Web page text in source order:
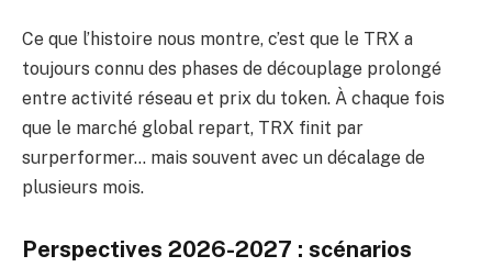
Ce que l’histoire nous montre, c’est que le TRX a
toujours connu des phases de découplage prolongé
entre activité réseau et prix du token. À chaque fois
que le marché global repart, TRX finit par
surperformer… mais souvent avec un décalage de
plusieurs mois.
Perspectives 2026-2027 : scénarios